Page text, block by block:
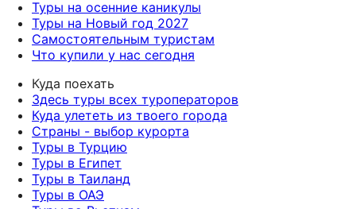
Туры на осенние каникулы
Туры на Новый год 2027
Самостоятельным туристам
Что купили у нас сегодня
Куда поехать
Здесь туры всех туроператоров
Куда улететь из твоего города
Страны - выбор курорта
Туры в Турцию
Туры в Египет
Туры в Таиланд
Туры в ОАЭ